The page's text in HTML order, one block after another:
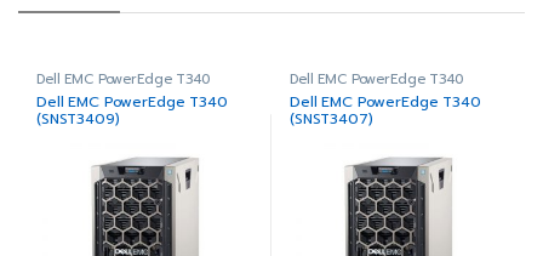
Dell EMC PowerEdge T340
Dell EMC PowerEdge T340
(SNST3409)
Dell EMC PowerEdge T340
Dell EMC PowerEdge T340
(SNST3407)